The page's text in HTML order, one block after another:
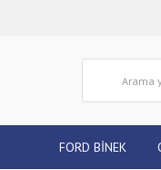
FORD BİNEK